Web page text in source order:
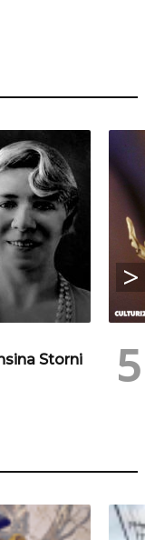
Storni